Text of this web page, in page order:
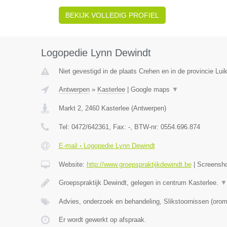
BEKIJK VOLLEDIG PROFIEL
Logopedie Lynn Dewindt
Niet gevestigd in de plaats Crehen en in de provincie
Antwerpen» Kasterlee| Google maps ▼
Markt 2, 2460 Kasterlee(Antwerpen)
Tel: 0472/642361, Fax: -, BTW-nr: 0554.696.874
E-mail › Logopedie Lynn Dewindt
Website: http://www.groepspraktijkdewindt.be|
Groepspraktijk Dewindt, gelegen in centrum Kasterlee. ▼
Advies, onderzoek en behandeling, Slikstoornissen
Er wordt gewerkt op afspraak.